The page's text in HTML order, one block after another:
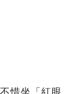
惜坐「紅眼